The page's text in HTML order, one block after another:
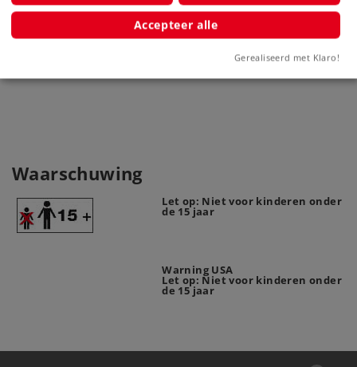
Märklin Start up - Wissel links
Waarschuwing
Let op: Niet voor kinderen onder
de 15 jaar
Warning USA
Let op: Niet voor kinderen onder
de 15 jaar
Accepteer alle
Gerealiseerd met Klaro!